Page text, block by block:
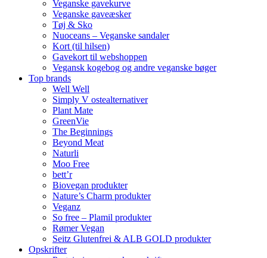
Veganske gavekurve
Veganske gaveæsker
Tøj & Sko
Nuoceans – Veganske sandaler
Kort (til hilsen)
Gavekort til webshoppen
Vegansk kogebog og andre veganske bøger
Top brands
Well Well
Simply V ostealternativer
Plant Mate
GreenVie
The Beginnings
Beyond Meat
Naturli
Moo Free
bett’r
Biovegan produkter
Nature’s Charm produkter
Veganz
So free – Plamil produkter
Rømer Vegan
Seitz Glutenfrei & ALB GOLD produkter
Opskrifter